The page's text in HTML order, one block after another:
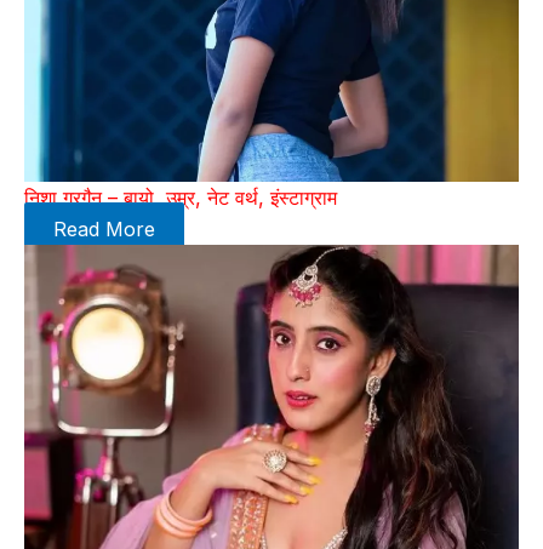
निशा गुरगैन – बायो, उम्र, नेट वर्थ, इंस्टाग्राम
Read More